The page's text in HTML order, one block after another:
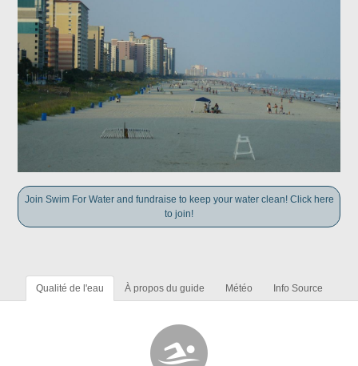
Join Swim For Water and fundraise to keep your water clean! Click here
to join!
Qualité de l'eau À propos du guide Météo Info Source